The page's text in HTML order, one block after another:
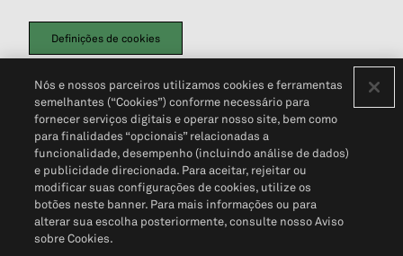
Definições de cookies
Política de PrivacidadePortal de privacidade do cliente (em inglês)
Não Venda Minhas Informações Pessoais© 2026 S&P Global
Nós e nossos parceiros utilizamos cookies e ferramentas
semelhantes (“Cookies”) conforme necessário para
fornecer serviços digitais e operar nosso site, bem como
para finalidades “opcionais” relacionadas a
funcionalidade, desempenho (incluindo análise de dados)
e publicidade direcionada. Para aceitar, rejeitar ou
modificar suas configurações de cookies, utilize os
botões neste banner. Para mais informações ou para
alterar sua escolha posteriormente, consulte nosso Aviso
sobre Cookies.